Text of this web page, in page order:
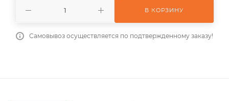
В КОРЗИНУ
Самовывоз осуществляется по подтвержденному заказу!